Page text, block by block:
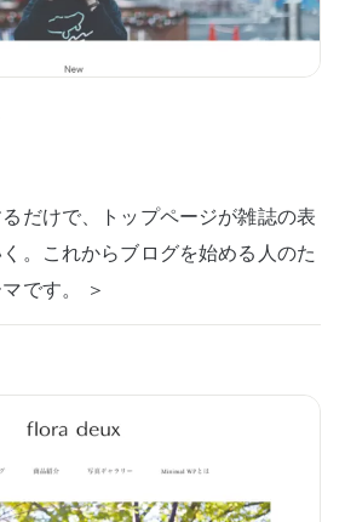
だけで、トップページが雑誌の表
。これからブログを始める人のた
です。 ＞